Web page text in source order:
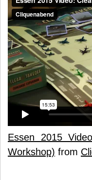
Essen 2015
Workshop) from